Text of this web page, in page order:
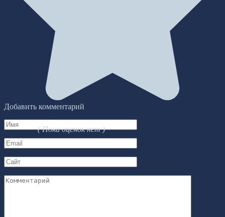
( Пока оценок нет )
Добавить комментарий
Имя
*
Email
*
Сайт
Комментарий